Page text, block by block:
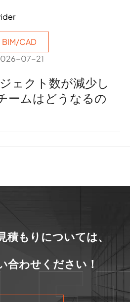
BIM/CAD
07-21
ェクト数が減少し
ームはどうなるの
積もりについては、
合わせください！